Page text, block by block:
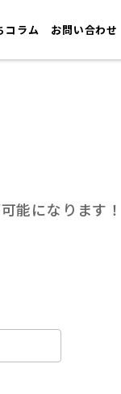
コラム お問い合わせ
能になります！